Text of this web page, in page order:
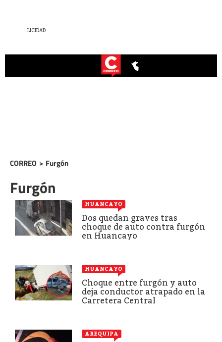
CORREO > Furgón
Furgón
HUANCAYO
Dos quedan graves tras
choque de auto contra furgón
en Huancayo
HUANCAYO
Choque entre furgón y auto
deja conductor atrapado en la
Carretera Central
AREQUIPA